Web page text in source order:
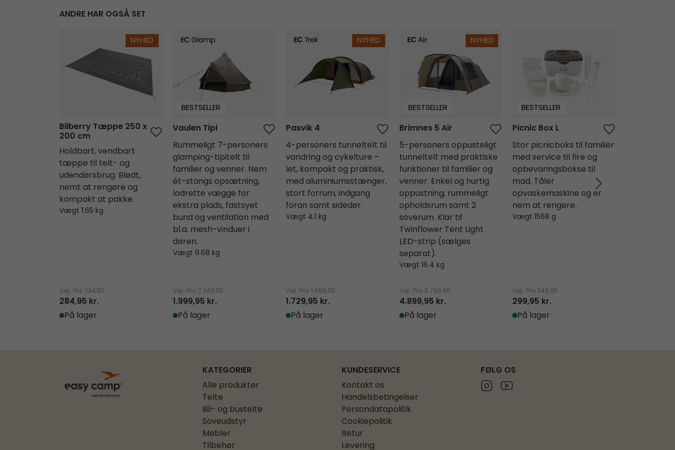
ANDRE HAR OGSÅ SET
Bilberry Tæppe 250 x 200 cm
NYHED
Bilberry Tæppe 250 x
200 cm
Holdbart, vendbart
tæppe til telt- og
udendørsbrug. Blødt,
nemt at rengøre og
kompakt at pakke.
Vægt 1.65 kg
Vejl. Pris 334,95
284,95 kr.
På lager
Vaulen Tipi
BESTSELLER
Vaulen Tipi
Rummeligt 7-personers
glamping-tipitelt til
familier og venner. Nem
ét-stangs opsætning,
lodrette vægge for
ekstra plads, fastsyet
bund og ventilation med
bl.a. mesh-vinduer i
døren.
Vægt 9.68 kg
Vejl. Pris 2.349,95
1.999,95 kr.
På lager
Pasvik 4
NYHED
Pasvik 4
4-personers tunneltelt til
vandring og cykelture –
let, kompakt og praktisk,
med aluminiumsstænger,
stort forrum, indgang
foran samt sidedør.
Vægt 4.1 kg
Vejl. Pris 1.999,95
1.729,95 kr.
På lager
Brimnes 5 Air
NYHED
BESTSELLER
Brimnes 5 Air
5-personers oppusteligt
tunneltelt med praktiske
funktioner til familier og
venner. Enkel og hurtig
oppustning, rummeligt
opholdsrum samt 2
soverum. Klar til
Twinflower Tent Light
LED-strip (sælges
separat).
Vægt 16.4 kg
Vejl. Pris 5.799,95
4.899,95 kr.
På lager
BESTSELLER
Picnic Box L
Stor picnicboks til familier
med service til fire og
opbevaringsbokse til
mad. Tåler
opvaskemaskine og er
nem at rengøre.
Vægt 1568 g
Vejl. Pris 349,95
299,95 kr.
På lager
KATEGORIER
Alle produkter
Telte
Bil- og bustelte
Soveudstyr
Møbler
Tilbehør
KUNDESERVICE
Kontakt os
Handelsbetingelser
Persondatapolitik
Cookiepolitik
Retur
Levering
FØLG OS
Instagram
Youtube